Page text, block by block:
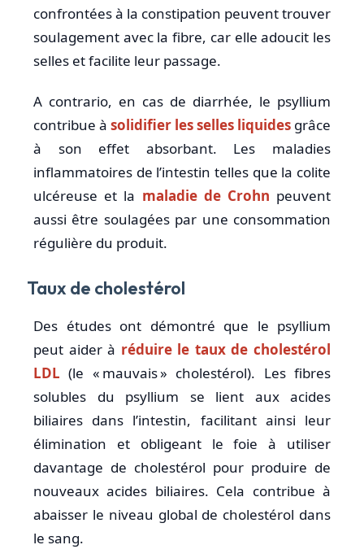
confrontées à la constipation peuvent trouver
soulagement avec la fibre, car elle adoucit les
selles et facilite leur passage.
A contrario, en cas de diarrhée, le psyllium
contribue à solidifier les selles liquides grâce
à son effet absorbant. Les maladies
inflammatoires de l’intestin telles que la colite
ulcéreuse et la maladie de Crohn peuvent
aussi être soulagées par une consommation
régulière du produit.
Taux de cholestérol
Des études ont démontré que le psyllium
peut aider à réduire le taux de cholestérol
LDL (le « mauvais » cholestérol). Les fibres
solubles du psyllium se lient aux acides
biliaires dans l’intestin, facilitant ainsi leur
élimination et obligeant le foie à utiliser
davantage de cholestérol pour produire de
nouveaux acides biliaires. Cela contribue à
abaisser le niveau global de cholestérol dans
le sang.